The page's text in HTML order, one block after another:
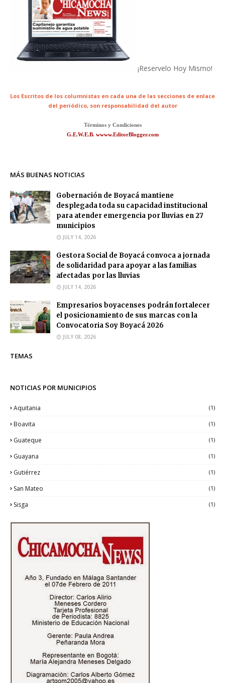
¡Reservelo Hoy Mismo!
Los Escritos de los columnistas en cada una de las secciones de enlace
del periódico, son responsabilidad del autor
Términos y Condiciones
G.E.W.E.B. wwww.EditorBlogger.com
MÁS BUENAS NOTICIAS
Gobernación de Boyacá mantiene
desplegada toda su capacidad institucional
para atender emergencia por lluvias en 27
municipios
JULY 14, 2026
Gestora Social de Boyacá convoca a jornada
de solidaridad para apoyar a las familias
afectadas por las lluvias
JULY 14, 2026
Empresarios boyacenses podrán fortalecer
el posicionamiento de sus marcas con la
Convocatoria Soy Boyacá 2026
JULY 08, 2026
TEMAS
NOTICIAS POR MUNICIPIOS
Aquitania (1)
Boavita (1)
Guateque (1)
Guayana (1)
Gutiérrez (1)
San Mateo (1)
Sisga (1)